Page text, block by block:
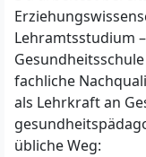
Lehramtsstudium
fachliche
als Lehrkraft an
übliche Weg: